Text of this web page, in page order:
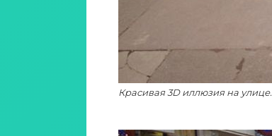
Красивая 3D иллюзия на улице.